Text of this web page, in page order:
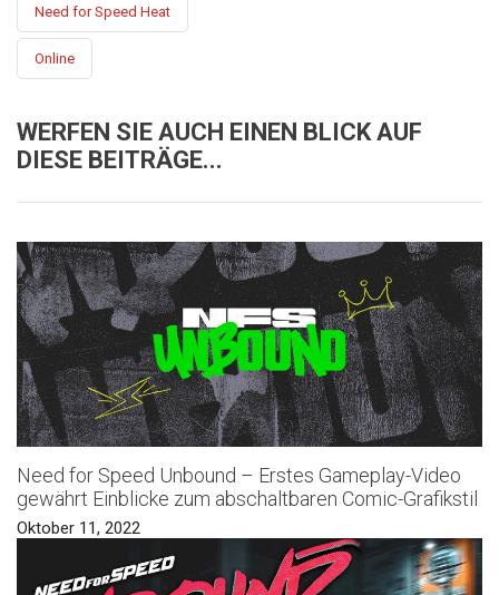
Need for Speed Heat
Online
WERFEN SIE AUCH EINEN BLICK AUF
DIESE BEITRÄGE...
Need for Speed Unbound – Erstes Gameplay-Video
gewährt Einblicke zum abschaltbaren Comic-Grafikstil
Oktober 11, 2022